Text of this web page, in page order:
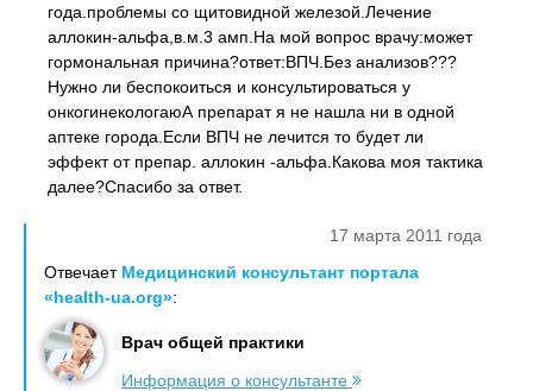
года.проблемы со щитовидной железой.Лечение
аллокин-альфа,в.м.3 амп.На мой вопрос врачу:может
гормональная причина?ответ:ВПЧ.Без анализов???
Нужно ли беспокоиться и консультироваться у
онкогинекологаюА препарат я не нашла ни в одной
аптеке города.Если ВПЧ не лечится то будет ли
эффект от препар. аллокин -альфа.Какова моя тактика
далее?Спасибо за ответ.
17 марта 2011 года
Отвечает Медицинский консультант портала
«health-ua.org»:
Врач общей практики
Информация о консультанте